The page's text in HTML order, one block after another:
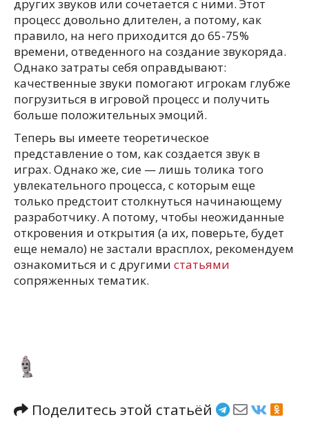
других звуков или сочетается с ними. Этот
процесс довольно длителен, а потому, как
правило, на него приходится до 65-75%
времени, отведенного на создание звукоряда.
Однако затраты себя оправдывают:
качественные звуки помогают игрокам глубже
погрузиться в игровой процесс и получить
больше положительных эмоций.
Теперь вы имеете теоретическое
представление о том, как создается звук в
играх. Однако же, сие — лишь толика того
увлекательного процесса, с которым еще
только предстоит столкнуться начинающему
разработчику. А потому, чтобы неожиданные
откровения и открытия (а их, поверьте, будет
еще немало) не застали врасплох, рекомендуем
ознакомиться и с другими статьями
сопряженных тематик.
Поделитесь этой статьёй